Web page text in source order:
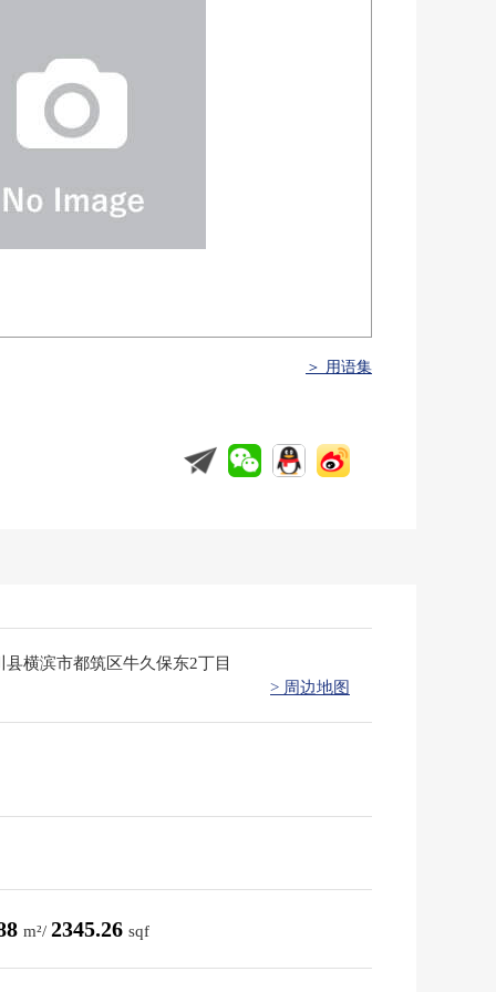
＞ 用语集
县横滨市都筑区牛久保东2丁目
> 周边地图
m²/ 2345.26 sqf